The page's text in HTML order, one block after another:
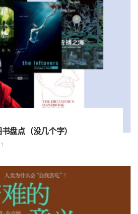
盘点（没几个字）